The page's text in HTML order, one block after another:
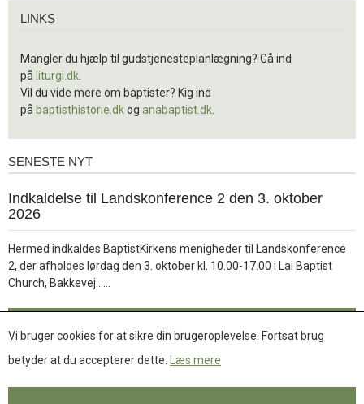
LINKS
Mangler du hjælp til gudstjenesteplanlægning? Gå ind
på liturgi.dk
Vil du vide mere om baptister? Kig ind
på baptisthistorie.dkog anabaptist.dk
Seneste
SENESTE NYT
1.
jul.
Indkaldelse til Landskonference 2 den 3. oktober
2026
Hermed indkaldes BaptistKirkens menigheder til Landskonference
2, der afholdes lørdag den 3. oktober kl. 10.00-17.00 i Lai Baptist
Church, Bakkevej……
Læs mere
Vi bruger cookies for at sikre din brugeroplevelse. Fortsat brug
betyder at du accepterer dette.
Læs mere